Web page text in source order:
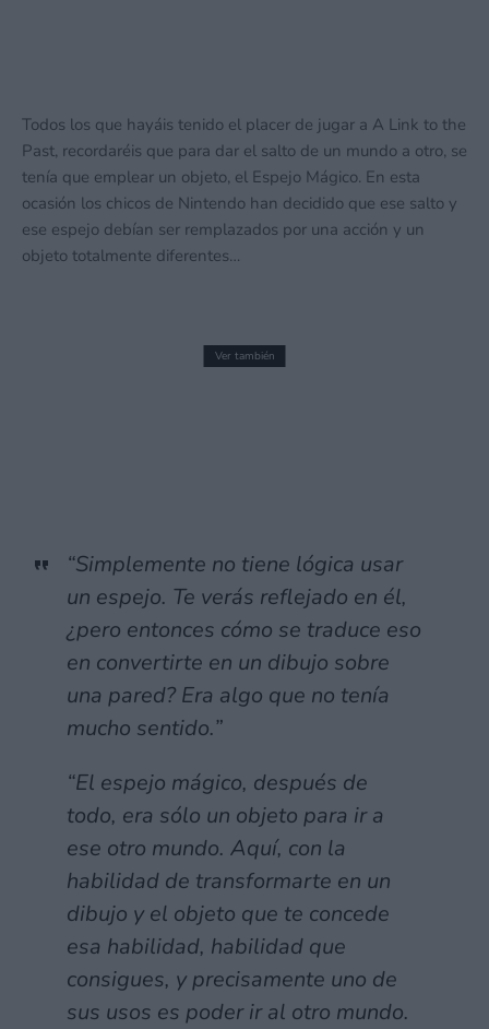
Todos los que hayáis tenido el placer de jugar a A Link to the
Past, recordaréis que para dar el salto de un mundo a otro, se
tenía que emplear un objeto, el Espejo Mágico. En esta
ocasión los chicos de Nintendo han decidido que ese salto y
ese espejo debían ser remplazados por una acción y un
objeto totalmente diferentes…
Ver también
“Simplemente no tiene lógica usar
un espejo. Te verás reflejado en él,
¿pero entonces cómo se traduce eso
en convertirte en un dibujo sobre
una pared? Era algo que no tenía
mucho sentido.”
“El espejo mágico, después de
todo, era sólo un objeto para ir a
ese otro mundo. Aquí, con la
habilidad de transformarte en un
dibujo y el objeto que te concede
esa habilidad, habilidad que
consigues, y precisamente uno de
sus usos es poder ir al otro mundo.